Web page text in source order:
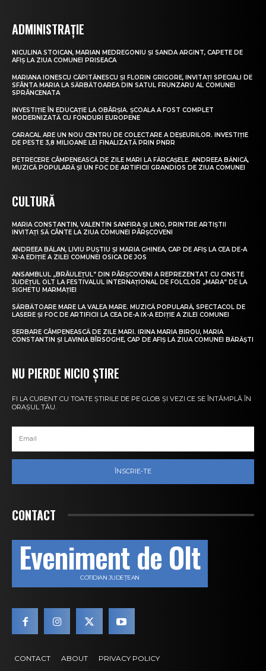
ADMINISTRAȚIE
NICULINA STOICAN, MARIAN MEDREGONIU ȘI SANDA ARGINT, CAPETE DE
AFIȘ LA ZIUA COMUNEI PRISEACA
MARIANA IONESCU CĂPITĂNESCU ȘI FLORIN GRIGORE, INVITAȚI SPECIALI DE
SFÂNTA MARIA LA SĂRBĂTOAREA DIN SATUL FRUNZARU AL COMUNEI
SPRÂNCENATA
INVESTIȚIE ÎN EDUCAȚIE LA OBÂRȘIA. ȘCOALA A FOST COMPLET
MODERNIZATĂ CU FONDURI EUROPENE
CARACAL ARE UN NOU CENTRU DE COLECTARE A DEȘEURILOR. INVESTIȚIE
DE PESTE 3,8 MILIOANE LEI FINALIZATĂ PRIN PNRR
PETRECERE CÂMPENEASCĂ DE ZILE MARI LA FĂRCAȘELE. ANDREEA BĂNICĂ,
MUZICĂ POPULARĂ ȘI UN FOC DE ARTIFICII GRANDIOS DE ZIUA COMUNEI
CULTURĂ
MARIA CONSTANTIN, VALENTIN SANFIRA ȘI LINO, PRINTRE ARTIȘTII
INVITAȚI SĂ CÂNTE LA ZIUA COMUNEI PÂRȘCOVENI
ANDREEA BĂLAN, LIVIU PUȘTIU ȘI MARIA GHINEA, CAP DE AFIȘ LA CEA DE-A
XI-A EDIȚIE A ZILEI COMUNEI OSICA DE JOS
ANSAMBLUL „BRÂULEȚUL” DIN PÂRȘCOVENI A REPREZENTAT CU CINSTE
JUDEȚUL OLT LA FESTIVALUL INTERNAȚIONAL DE FOLCLOR „MARA” DE LA
SIGHETU MARMAȚIEI
SĂRBĂTOARE MARE LA VALEA MARE. MUZICĂ POPULARĂ, SPECTACOL DE
LASERE ȘI FOC DE ARTIFICII LA CEA DE-A IX-A EDIȚIE A ZILEI COMUNEI
SERBARE CÂMPENEASCĂ DE ZILE MARI. IRINA MARIA BIROU, MARIA
CONSTANTIN ȘI LAVINIA BÎRSOGHE, CAP DE AFIȘ LA ZIUA COMUNEI BĂRĂȘTI
NU PIERDE NICIO ȘTIRE
FI LA CURENT CU TOATE ȘTIRILE DE PE GLOB ȘI VEZI CE SE ÎNTÂMPLĂ ÎN
ORAȘUL TĂU.
ÎNSCRIE-TE
CONTACT
Eveniment de Olt
COTIDIAN JUDEȚEAN
CONTACT ABOUT PRIVACY POLICY